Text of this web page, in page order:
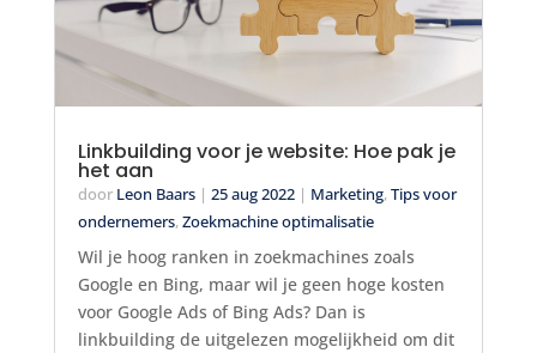
Linkbuilding voor je website: Hoe pak je
het aan
door Leon Baars| 25 aug 2022| Marketing,Tips voor
ondernemers,Zoekmachine optimalisatie
Wil je hoog ranken in zoekmachines zoals
Google en Bing, maar wil je geen hoge kosten
voor Google Ads of Bing Ads? Dan is
linkbuilding de uitgelezen mogelijkheid om dit